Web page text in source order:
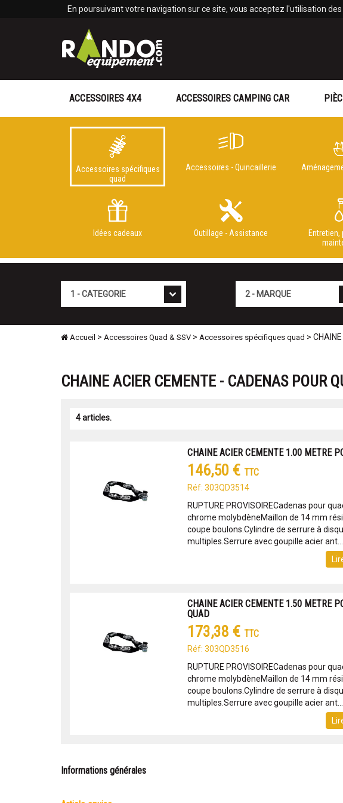
En poursuivant votre navigation sur ce site, vous acceptez l'utilisation
ACCESSOIRES 4X4 ACCESSOIRES CAMPING CAR
Accessoires spécifiques
quad
Accessoires - Quincaillerie
Idées cadeaux Outillage - Assistance
Accueil > Accessoires Quad & SSV > Accessoires spécifiques quad >
CHAINE ACIER CEMENTE - CADENAS POUR
4 articles.
CHAINE ACIER CEMENTE 1.00 METRE
146,50 € TTC
Réf: 303QD3514
RUPTURE PROVISOIRECadenas pour
chrome molybdèneMaillon de 14 mm
coupe boulons.Cylindre de serrure à
multiples.Serrure avec goupille acier ant...
CHAINE ACIER CEMENTE 1.50 METRE
QUAD
173,38 € TTC
Réf: 303QD3516
RUPTURE PROVISOIRECadenas pour
chrome molybdèneMaillon de 14 mm
coupe boulons.Cylindre de serrure à
multiples.Serrure avec goupille acier ant...
Informations générales
Panneau de gestion des cookies